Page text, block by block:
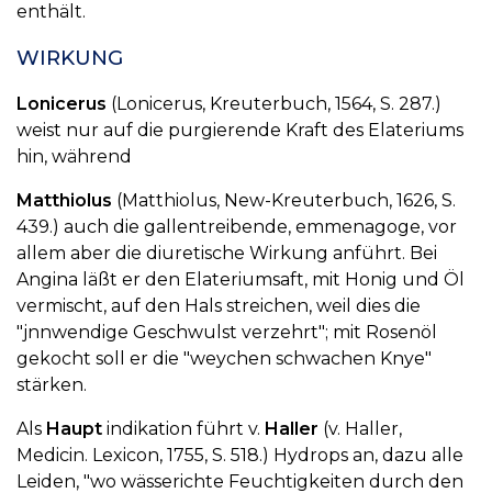
enthält.
WIRKUNG
Lonicerus (Lonicerus, Kreuterbuch, 1564, S. 287.)
weist nur auf die purgierende Kraft des Elateriums
hin, während
Matthiolus (Matthiolus, New-Kreuterbuch, 1626, S.
439.) auch die gallentreibende, emmenagoge, vor
allem aber die diuretische Wirkung anführt. Bei
Angina läßt er den Elateriumsaft, mit Honig und Öl
vermischt, auf den Hals streichen, weil dies die
"jnnwendige Geschwulst verzehrt"; mit Rosenöl
gekocht soll er die "weychen schwachen Knye"
stärken.
Als Haupt indikation führt v. Haller (v. Haller,
Medicin. Lexicon, 1755, S. 518.) Hydrops an, dazu alle
Leiden, "wo wässerichte Feuchtigkeiten durch den